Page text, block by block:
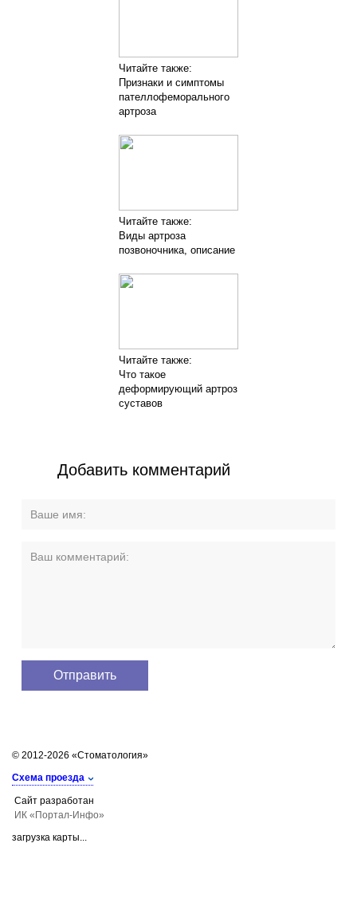
Читайте также:
Признаки и симптомы
пателлофеморального
артроза
Читайте также:
Виды артроза
позвоночника, описание
Читайте также:
Что такое
деформирующий артроз
суставов
Добавить комментарий
© 2012-2026 «Стоматология»
Схема проезда
Сайт разработан
ИК «Портал-Инфо»
загрузка карты...